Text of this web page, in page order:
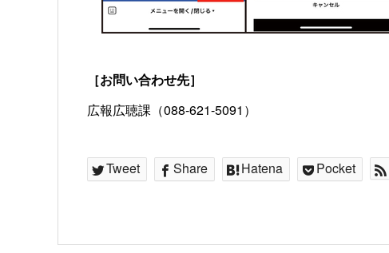
［お問い合わせ先］
広報広聴課（088-621-5091）
Tweet Share Hatena Pocket